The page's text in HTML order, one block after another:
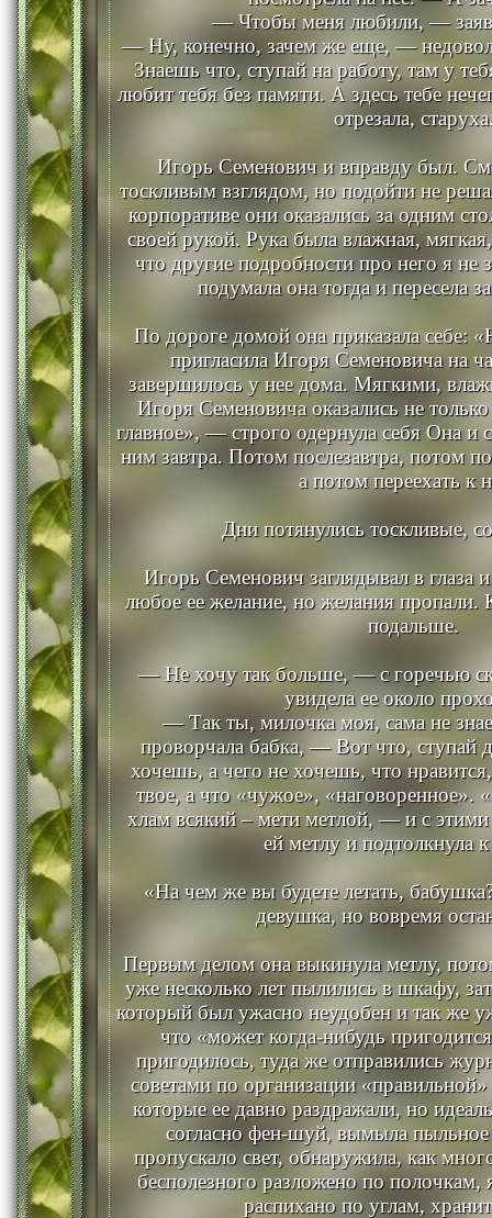
— Чтобы меня любили, —
— Ну, конечно, зачем же еще, —
Знаешь что, ступай на работу, там у
любит тебя без памяти. А здесь тебе
отрезала,
Игорь Семенович и вправду был.
тоскливым взглядом, но подойти не
корпоративе они оказались за одним
своей рукой. Рука была влажная,
что другие подробности про него я не
подумала она тогда и пересела
По дороге домой она приказала себе:
пригласила Игоря Семеновича на
завершилось у нее дома. Мягкими,
Игоря Семеновича оказались не
главное», — строго одернула себя Она и
ним завтра. Потом послезавтра, потом
а потом переехать к
Дни потянулись тоскливые,
Игорь Семенович заглядывал в глаза
любое ее желание, но желания пропали.
подальше.
— Не хочу так больше, — с горечью
увидела ее около
— Так ты, милочка моя, сама не
проворчала бабка, — Вот что, ступай
хочешь, а чего не хочешь, что
твое, а что «чужое», «наговоренное».
хлам всякий – мети метлой, — и с этими
ей метлу и подтолкнула
«На чем же вы будете летать,
девушка, но вовремя
Первым делом она выкинула метлу,
уже несколько лет пылились в шкафу,
который был ужасно неудобен и так же
что «может когда-нибудь
пригодилось, туда же отправились
советами по организации
которые ее давно раздражали, но
согласно фен-шуй, вымыла пыльное
пропускало свет, обнаружила, как
бесполезного разложено по
распихано по углам,